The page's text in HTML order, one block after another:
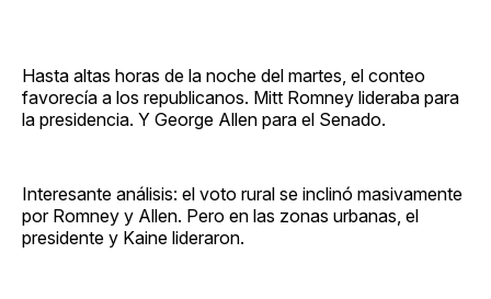
Hasta altas horas de la noche del martes, el conteo
favorecía a los republicanos. Mitt Romney lideraba para
la presidencia. Y George Allen para el Senado.
Interesante análisis: el voto rural se inclinó masivamente
por Romney y Allen. Pero en las zonas urbanas, el
presidente y Kaine lideraron.